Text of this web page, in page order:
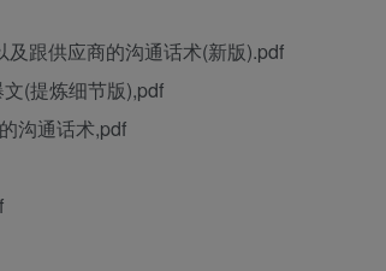
跟供应商的沟通话术(新版).pdf
(提炼细节版),pdf
沟通话术,pdf